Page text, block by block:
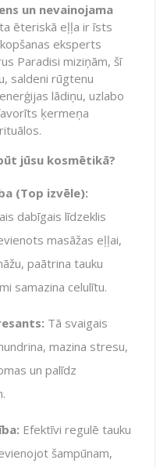
un nevainojama
ēteriskā eļļa ir īsts
eksperts
Paradisi miziņām, šī
saldeni rūgtenu
lādiņu, uzlabo
ķermeņa
jūsu kosmētikā?
(Top izvēle):
dabīgais līdzeklis
masāžas eļļai,
paātrina tauku
samazina celulītu.
Tā svaigais
mazina stresu,
un palīdz
Efektīvi regulē tauku
šampūnam,